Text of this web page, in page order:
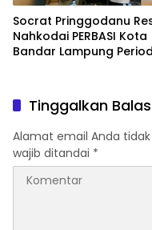
Socrat Pringgodanu
Nahkodai PERBASI Kota
Bandar Lampung
Tinggalkan
Alamat email Anda
wajib ditandai *